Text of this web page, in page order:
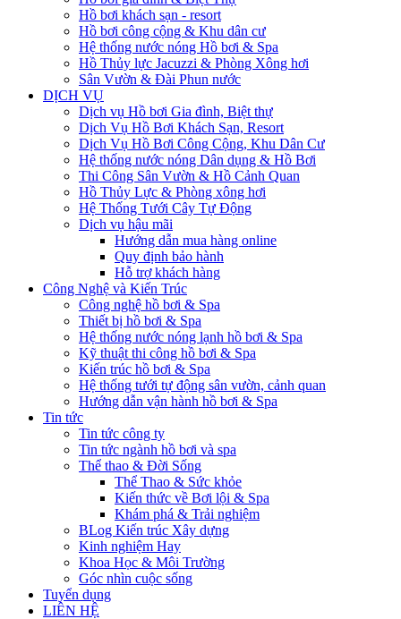
Hồ bơi khách sạn - resort
Hồ bơi công cộng & Khu dân cư
Hệ thống nước nóng Hồ bơi & Spa
Hồ Thủy lực Jacuzzi & Phòng Xông hơi
Sân Vườn & Đài Phun nước
DỊCH VỤ
Dịch vụ Hồ bơi Gia đình, Biệt thự
Dịch Vụ Hồ Bơi Khách Sạn, Resort
Dịch Vụ Hồ Bơi Công Cộng, Khu Dân Cư
Hệ thống nước nóng Dân dụng & Hồ Bơi
Thi Công Sân Vườn & Hồ Cảnh Quan
Hồ Thủy Lực & Phòng xông hơi
Hệ Thống Tưới Cây Tự Động
Dịch vụ hậu mãi
Hướng dẫn mua hàng online
Quy định bảo hành
Hỗ trợ khách hàng
Công Nghệ và Kiến Trúc
Công nghệ hồ bơi & Spa
Thiết bị hồ bơi & Spa
Hệ thống nước nóng lạnh hồ bơi & Spa
Kỹ thuật thi công hồ bơi & Spa
Kiến trúc hồ bơi & Spa
Hệ thống tưới tự động sân vườn, cảnh quan
Hướng dẫn vận hành hồ bơi & Spa
Tin tức
Tin tức công ty
Tin tức ngành hồ bơi và spa
Thể thao & Đời Sống
Thể Thao & Sức khỏe
Kiến thức về Bơi lội & Spa
Khám phá & Trải nghiệm
BLog Kiến trúc Xây dựng
Kinh nghiệm Hay
Khoa Học & Môi Trường
Góc nhìn cuộc sống
Tuyển dụng
LIÊN HỆ